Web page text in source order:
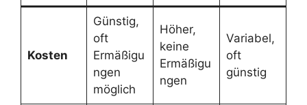
Kosten
Günstig,
oft
Ermäßigu
ngen
möglich
Höher,
keine
Ermäßigu
ngen
Variabel,
oft
günstig